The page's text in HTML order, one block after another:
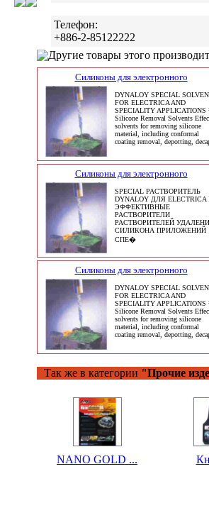
Телефон:
+886-2-85122222
Другие товары этого
Силиконы для электронного
DYNALOY SPECIAL
FOR ELECTRICA AND
SPECIALITY APPLICATIONS
Silicone Removal Solvents
solvents for removing silicone
material, including conformal
coating removal, depotting,
Силиконы для электронного
SPECIAL РАСТВОРИТЕЛЬ
DYNALOY ДЛЯ ELECTRICA
ЭФФЕКТИВНЫЕ
РАСТВОРИТЕЛИ
РАСТВОРИТЕЛЕЙ
СИЛИКОНА ПРИЛОЖЕНИЙ
СПЕ�
Силиконы для электронного
DYNALOY SPECIAL
FOR ELECTRICA AND
SPECIALITY APPLICATIONS
Silicone Removal Solvents
solvents for removing silicone
material, including conformal
coating removal, depotting,
Так же в категории "Прочие
NANO GOLD ...